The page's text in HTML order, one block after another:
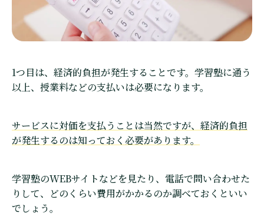
1つ目は、経済的負担が発生することです。学習塾に通う
以上、授業料などの支払いは必要になります。
サービスに対価を支払うことは当然ですが、経済的負担
が発生するのは知っておく必要があります。
学習塾のWEBサイトなどを見たり、電話で問い合わせた
りして、どのくらい費用がかかるのか調べておくといい
でしょう。